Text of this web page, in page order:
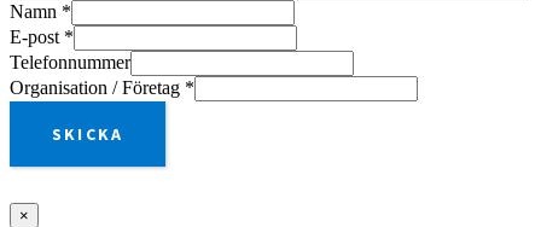
Namn *
E-post *
Telefonnummer
Organisation / Företag *
SKICKA
×